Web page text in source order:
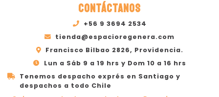
CONTÁCTANOS
+56 9 3694 2534
tienda@espacioregenera.com
Francisco Bilbao 2826, Providencia.
Lun a Sáb 9 a 19 hrs y Dom 10 a 16 hrs
Tenemos despacho exprés en Santiago y
despachos a todo Chile